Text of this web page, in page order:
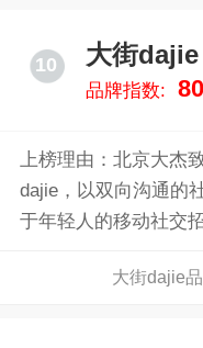
10 大街dajie
品牌指数: 80
上榜理由：北京大杰
dajie，以双向沟通的
于年轻人的移动社交
大街dajie